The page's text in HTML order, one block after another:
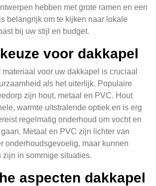
hebben met grote ramen en een
belangrijk om te kijken naar lokale
bij uw stijl en budget.
voor dakkapel
materiaal voor uw dakkapel is cruciaal
als het uiterlijk. Populaire
zijn hout, metaal en PVC. Hout
warmte uitstralende optiek en is erg
regelmatig onderhoud om vocht en
Metaal en PVC zijn lichter van
onderhoudsgevoelig, maar kunnen
zijn in sommige situaties.
aspecten dakkapel